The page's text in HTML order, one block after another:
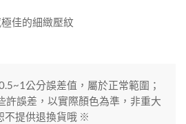
佳的細緻壓紋
公分誤差值，屬於正常範圍；
許誤差，以實際顏色為準，非重大
不提供退換貨哦 ※